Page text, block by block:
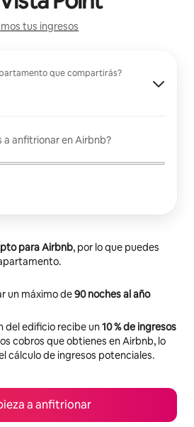
tus ingresos
que compartirás?
a anfitrionar en Airbnb?
para Airbnb, por lo que puedes
un máximo de90 noches al año
del edificio recibe un10 % de ingresos
cobros que obtienes en Airbnb, lo
cálculo de ingresos potenciales.
a anfitrionar